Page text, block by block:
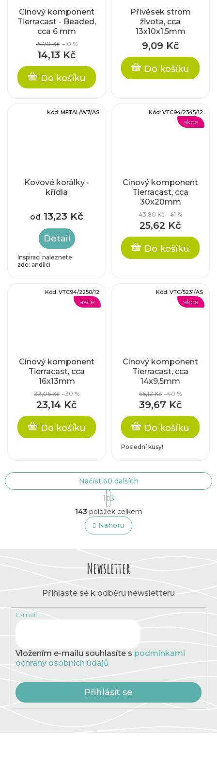
Cínový komponent
Tierracast - Beaded,
cca 6 mm
15,70 Kč –10 %
14,13 Kč
Do košíku
Přívěsek strom
života, cca
13x10x1,5mm
9,09 Kč
Do košíku
Kovové korálky -
křídla
od 13,23 Kč
Detail
Inspiraci naleznete
zde: andílci
Kód: METAL/W7/AS
akce
Cínový komponent
Tierracast, cca
30x20mm
43,80 Kč –41 %
25,62 Kč
Do košíku
Kód: VTC94/2345/12
akce
Cínový komponent
Tierracast, cca
16x13mm
33,06 Kč –30 %
23,14 Kč
Do košíku
Kód: VTC94/2250/12
akce
Cínový komponent
Tierracast, cca
14x9,5mm
66,12 Kč –40 %
39,67 Kč
Do košíku
Poslední kusy!
Kód: VTC/5231/AS
O
v
l
á
c
í
r
k
i
s
Načíst 60 dalších
S
t
r
á
n
k
n
í
1
3
143 položek celkem
Nahoru
Newsletter
Přihlaste se k odběru newsletteru
E-mail
Vložením e-mailu souhlasíte s podmínkami
ochrany osobních údajů
Přihlásit se